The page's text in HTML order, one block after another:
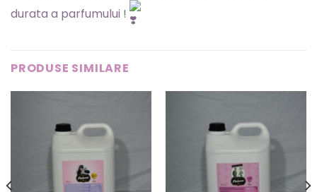
durata a parfumului !
PRODUSE SIMILARE